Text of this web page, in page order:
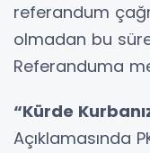
referandum
olmadan bu
Referanduma
“Kürde
Açıklamasında